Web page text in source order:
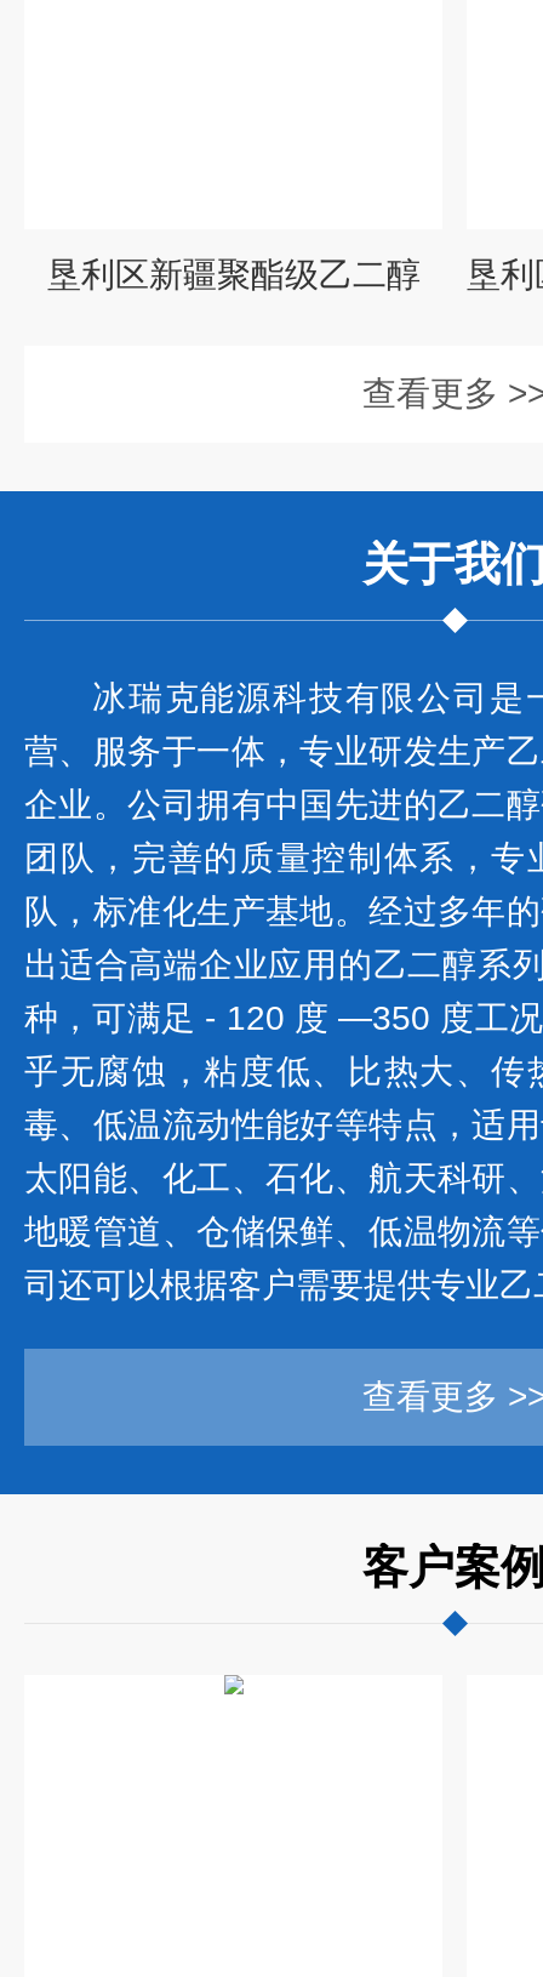
垦利区新疆聚酯级乙二醇
查看更多
关于我
冰瑞克能源科技有限公司是
营、服务于一体，专业研发生产
企业。公司拥有中国先进的乙二
团队，完善的质量控制体系，
队，标准化生产基地。经过多年
出适合高端企业应用的乙二醇系
种，可满足 - 120 度 —350 度工
乎无腐蚀，粘度低、比热大、传
毒、低温流动性能好等特点，适
太阳能、化工、石化、航天科研
地暖管道、仓储保鲜、低温物流
司还可以根据客户需要提供专业
查看更多
客户案